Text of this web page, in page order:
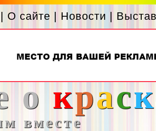
| О сайте | Новости |
о краск
вместе